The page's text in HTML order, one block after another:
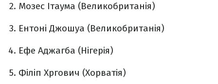
Мозес Ітаума (Великобританія)
Ентоні Джошуа (Великобританія)
Ефе Аджагба (Нігерія)
Філіп Хргович (Хорватія)